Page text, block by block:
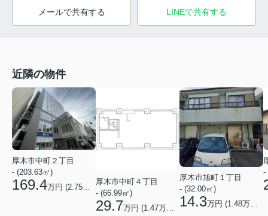
メールで共有する LINEで共有する
近隣の物件
厚木市中町２丁目
- (203.63㎡)
169.4万円 (2.75万円/坪)
厚木市中町４丁目
- (66.99㎡)
29.7万円 (1.47万円/坪)
厚木市旭町１丁目
- (32.00㎡)
14.3万円 (1.48万円/坪)
-